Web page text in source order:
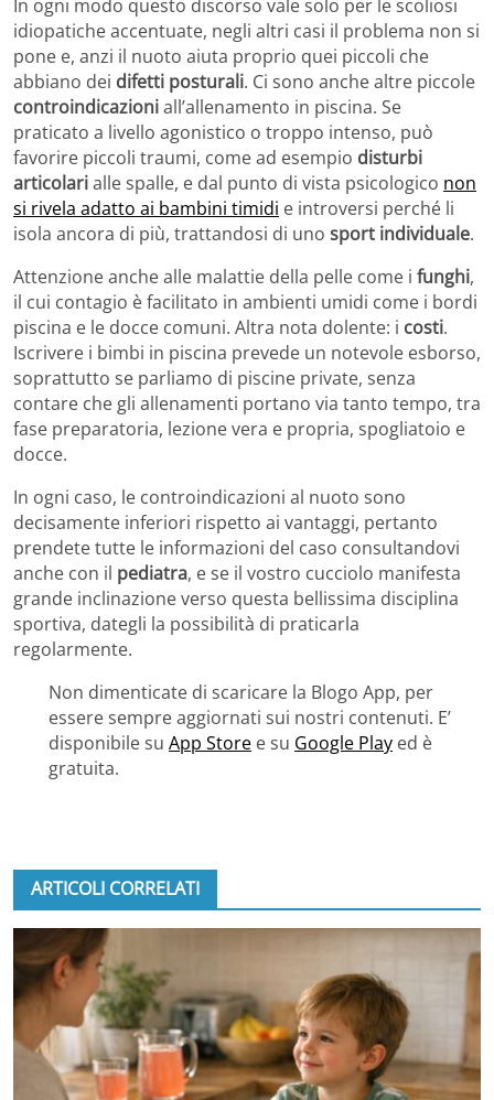
In ogni modo questo discorso vale solo per le scoliosi
idiopatiche accentuate, negli altri casi il problema non si
pone e, anzi il nuoto aiuta proprio quei piccoli che
abbiano dei difetti posturali. Ci sono anche altre piccole
controindicazioniall’allenamento in piscina. Se
praticato a livello agonistico o troppo intenso, può
favorire piccoli traumi, come ad esempio disturbi
articolarialle spalle, e dal punto di vista psicologico non
si rivela adatto ai bambini timidi e introversi perché li
isola ancora di più, trattandosi di uno sport individuale.
Attenzione anche alle malattie della pelle come i funghi,
il cui contagio è facilitato in ambienti umidi come i bordi
piscina e le docce comuni. Altra nota dolente: i costi.
Iscrivere i bimbi in piscina prevede un notevole esborso,
soprattutto se parliamo di piscine private, senza
contare che gli allenamenti portano via tanto tempo, tra
fase preparatoria, lezione vera e propria, spogliatoio e
docce.
In ogni caso, le controindicazioni al nuoto sono
decisamente inferiori rispetto ai vantaggi, pertanto
prendete tutte le informazioni del caso consultandovi
anche con il pediatra, e se il vostro cucciolo manifesta
grande inclinazione verso questa bellissima disciplina
sportiva, dategli la possibilità di praticarla
regolarmente.
Non dimenticate di scaricare la Blogo App, per
essere sempre aggiornati sui nostri contenuti. E’
disponibile su App Store e su Google Play ed è
gratuita.
ARTICOLI CORRELATI